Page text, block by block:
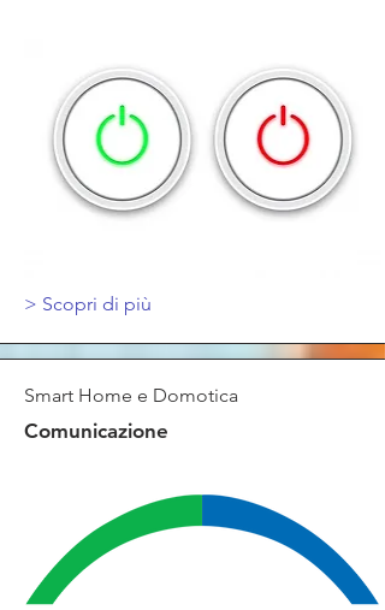
> Scopri di più
Smart Home e Domotica
Comunicazione